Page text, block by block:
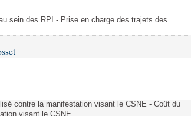
sein des RPI - Prise en charge des trajets des
contre la manifestation visant le CSNE - Coût du
visant le CSNE